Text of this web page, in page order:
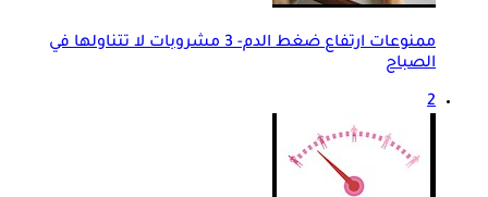
ممنوعات ارتفاع ضغط الدم- 3 مشروبات لا تتناولها في
الصباح
2